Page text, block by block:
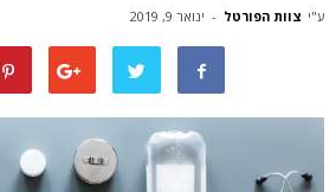
ע"י צוות הפורטל - ינואר 9, 2019